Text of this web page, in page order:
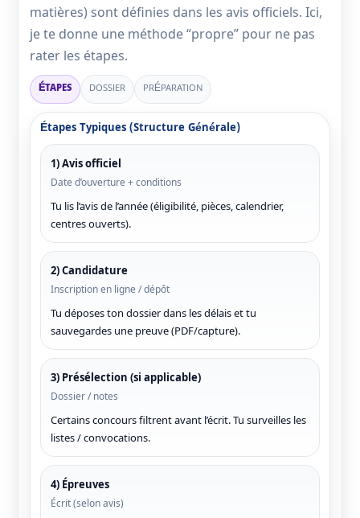
matières) sont définies dans les avis officiels. Ici,
je te donne une méthode “propre” pour ne pas
rater les étapes.
ÉTAPES DOSSIER PRÉPARATION
Étapes Typiques (structure Générale)
1) Avis officiel
Date d’ouverture + conditions
Tu lis l’avis de l’année (éligibilité, pièces, calendrier,
centres ouverts).
2) Candidature
Inscription en ligne / dépôt
Tu déposes ton dossier dans les délais et tu
sauvegardes une preuve (PDF/capture).
3) Présélection (si applicable)
Dossier / notes
Certains concours filtrent avant l’écrit. Tu surveilles les
listes / convocations.
4) Épreuves
Écrit (selon avis)